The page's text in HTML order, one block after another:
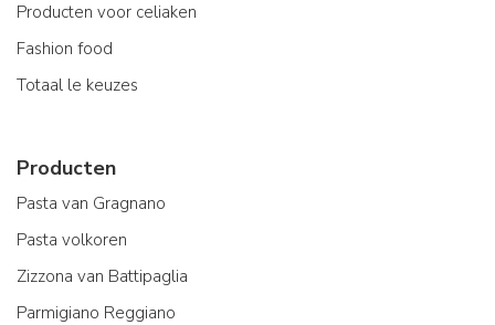
Producten voor celiaken
Fashion food
Totaal le keuzes
Producten
Pasta van Gragnano
Pasta volkoren
Zizzona van Battipaglia
Parmigiano Reggiano